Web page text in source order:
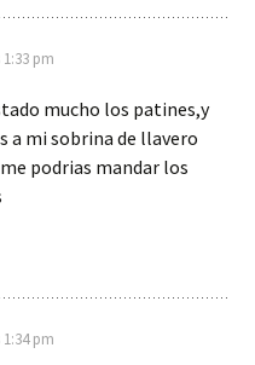
pm
mucho los patines,y
a mi sobrina de llavero
podrias mandar los
pm